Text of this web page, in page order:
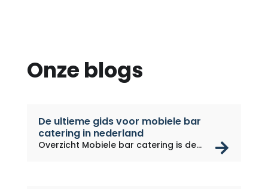
Onze blogs
De ultieme gids voor mobiele bar
catering in nederland
Overzicht Mobiele bar catering is de...